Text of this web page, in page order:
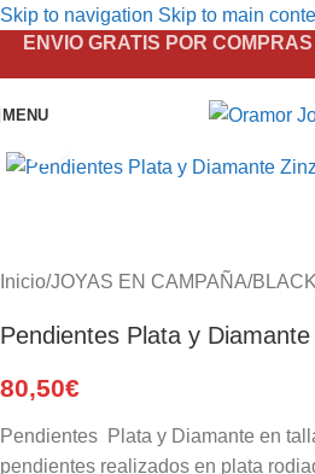
Skip to navigation Skip to main
ENVIO GRATIS POR
MENU
Inicio/JOYAS EN CAMPAÑA/
Pendientes Plata y Diamante
80,50€
Pendientes Plata y Diamante en
pendientes realizados en plata